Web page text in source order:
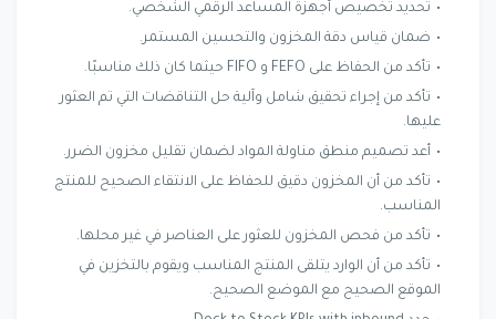
تحديد تخصيص أجهزة المساعد الرقمي الشخصي.
ضمان قياس دقة المخزون والتحسين المستمر.
تأكد من الحفاظ على FEFO و FIFO حيثما كان ذلك مناسبًا.
تأكد من إجراء تحقيق شامل وآلية حل التناقضات التي تم العثور
عليها.
أعد تصميم منطق مناولة المواد لضمان تقليل مخزون الضرر.
تأكد من أن المخزون دقيق للحفاظ على الانتقاء الصحيح للمنتج
المناسب.
تأكد من فحص المخزون للعثور على العناصر في غير محلها.
تأكد من أن الوارد يتلقى المنتج المناسب ويقوم بالتخزين في
الموقع الصحيح مع الموضع الصحيح.